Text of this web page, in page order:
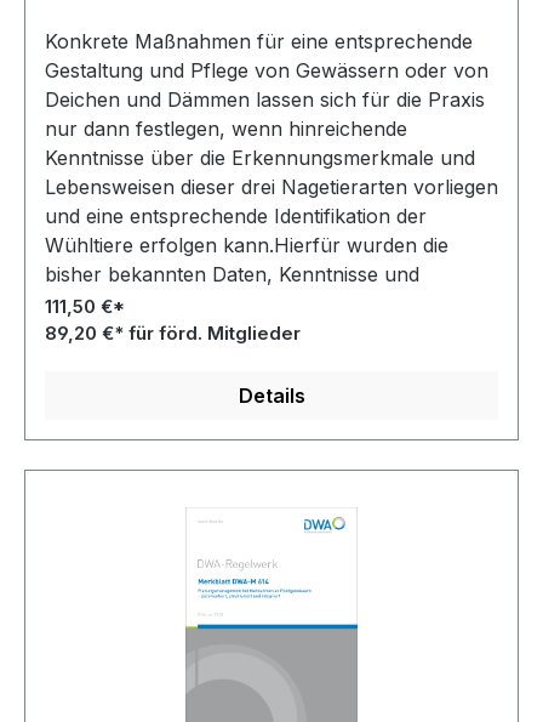
Konkrete Maßnahmen für eine entsprechende
Gestaltung und Pflege von Gewässern oder von
Deichen und Dämmen lassen sich für die Praxis
nur dann festlegen, wenn hinreichende
Kenntnisse über die Erkennungsmerkmale und
Lebensweisen dieser drei Nagetierarten vorliegen
und eine entsprechende Identifikation der
Wühltiere erfolgen kann.Hierfür wurden die
bisher bekannten Daten, Kenntnisse und
Erfahrungen, ergänzt durch eigene
Untersuchungen, zusammengetragen und
111,50 €*
89,20 €* für förd. Mitglieder
Details